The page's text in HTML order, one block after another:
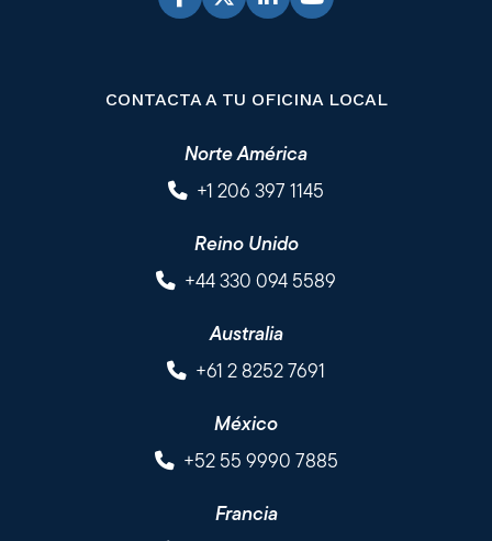
CONTACTA A TU OFICINA LOCAL
Norte América
+1 206 397 1145
Reino Unido
+44 330 094 5589
Australia
+61 2 8252 7691
México
+52 55 9990 7885
Francia